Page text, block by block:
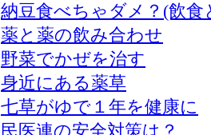
納豆食べちゃダメ？(飲
薬と薬の飲み合わせ
野菜でかぜを治す
身近にある薬草
七草がゆで１年を健康に
民医連の安全対策は？